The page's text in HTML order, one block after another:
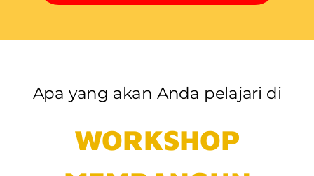
Apa yang akan Anda pelajari di
WORKSHOP